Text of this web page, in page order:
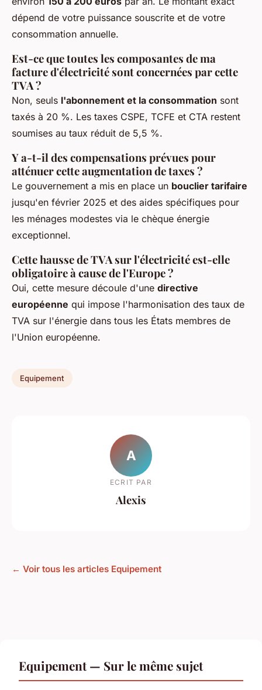
dépend de votre puissance souscrite et de votre
consommation annuelle.
Est-ce que toutes les composantes de ma
facture d'électricité sont concernées par cette
TVA ?
Non, seuls l'abonnement et la consommation sont
taxés à 20 %. Les taxes CSPE, TCFE et CTA restent
soumises au taux réduit de 5,5 %.
Y a-t-il des compensations prévues pour
atténuer cette augmentation de taxes ?
Le gouvernement a mis en place un bouclier tarifaire
jusqu'en février 2025 et des aides spécifiques pour
les ménages modestes via le chèque énergie
exceptionnel.
Cette hausse de TVA sur l'électricité est-elle
obligatoire à cause de l'Europe ?
Oui, cette mesure découle d'une directive
européenne qui impose l'harmonisation des taux de
TVA sur l'énergie dans tous les États membres de
l'Union européenne.
Equipement
A
ECRIT PAR
Alexis
← Voir tous les articles Equipement
Equipement — Sur le même sujet